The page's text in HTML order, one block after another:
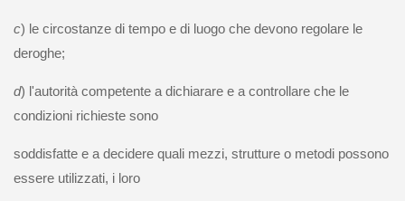
c) le circostanze di tempo e di luogo che devono regolare le
deroghe;
d) l'autorità competente a dichiarare e a controllare che le
condizioni richieste sono
soddisfatte e a decidere quali mezzi, strutture o metodi possono
essere utilizzati, i loro